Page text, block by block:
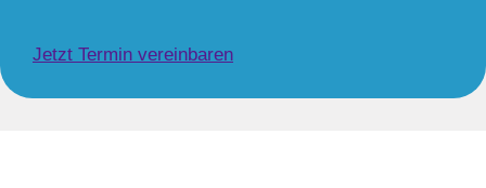
Jetzt Termin vereinbaren